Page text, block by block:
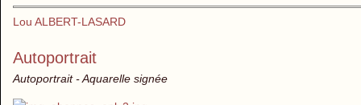
Lou ALBERT-LASARD
Autoportrait
Autoportrait - Aquarelle signée